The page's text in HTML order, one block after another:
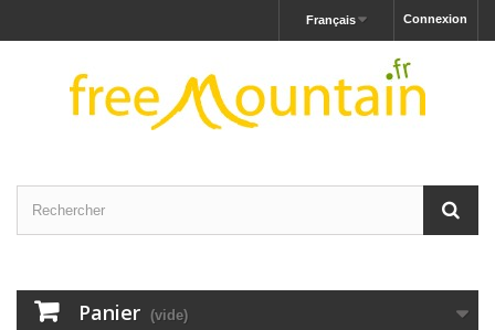
Connexion
Français
Panier (vide)